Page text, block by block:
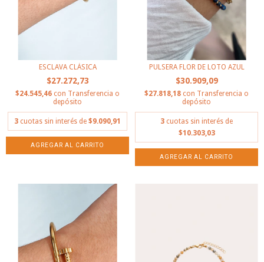
ESCLAVA CLÁSICA
$27.272,73
$24.545,46 con Transferencia o
depósito
3 cuotas sin interés de $9.090,91
PULSERA FLOR DE LOTO AZUL
$30.909,09
$27.818,18 con Transferencia o
depósito
3 cuotas sin interés de
$10.303,03